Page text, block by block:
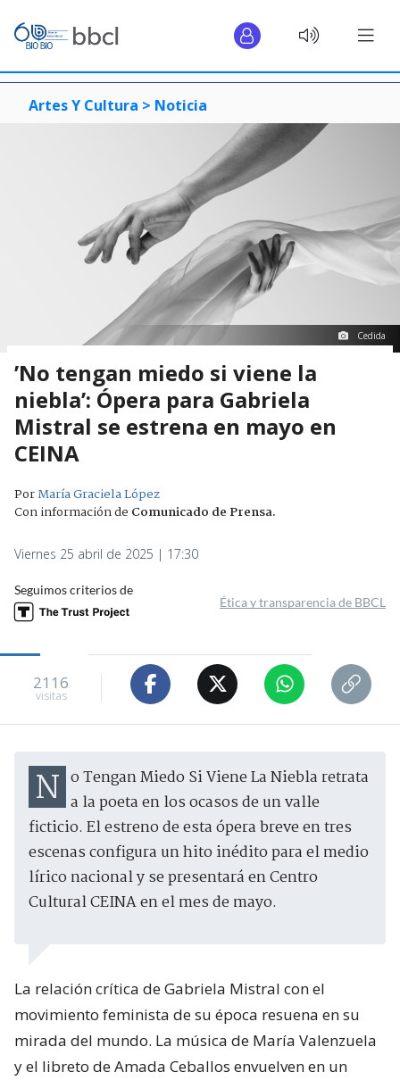
Artes Y Cultura > Noticia
Cedida
’No tengan miedo si viene la
niebla’: Ópera para Gabriela
Mistral se estrena en mayo en
CEINA
PorMaría Graciela López
Con información de Comunicado de Prensa.
Viernes 25 abril de 2025 | 17:30
Seguimos criterios de
Ética y transparencia de BBCL
2116
visitas
No Tengan Miedo Si Viene La Niebla retrata a la poeta en los ocasos de un valle
ficticio. El estreno de esta ópera breve en tres
escenas configura un hito inédito para el medio
lírico nacional y se presentará en Centro
Cultural CEINA en el mes de mayo.
La relación crítica de Gabriela Mistral con el
movimiento feminista de su época resuena en su
mirada del mundo. La música de María Valenzuela
y el libreto de Amada Ceballos envuelven en un